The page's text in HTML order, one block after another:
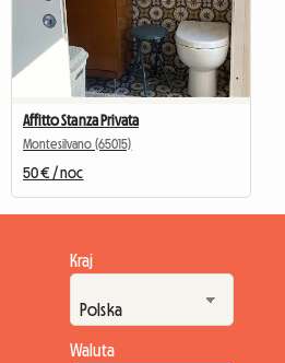
Affitto Stanza Privata
Montesilvano (65015)
50 € / noc
Kraj
Waluta